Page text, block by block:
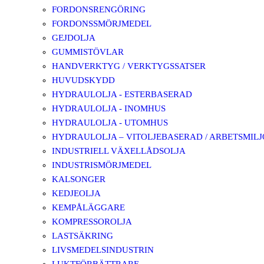
FORDONSRENGÖRING
FORDONSSMÖRJMEDEL
GEJDOLJA
GUMMISTÖVLAR
HANDVERKTYG / VERKTYGSSATSER
HUVUDSKYDD
HYDRAULOLJA - ESTERBASERAD
HYDRAULOLJA - INOMHUS
HYDRAULOLJA - UTOMHUS
HYDRAULOLJA – VITOLJEBASERAD /
INDUSTRIELL VÄXELLÅDSOLJA
INDUSTRISMÖRJMEDEL
KALSONGER
KEDJEOLJA
KEMPÅLÄGGARE
KOMPRESSOROLJA
LASTSÄKRING
LIVSMEDELSINDUSTRIN